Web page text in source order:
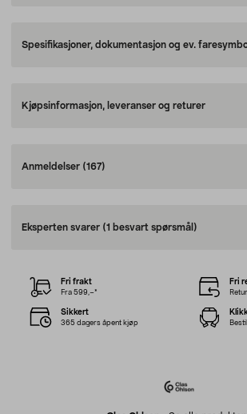
Spesifikasjoner, dokumentasjon og ev.
Kjøpsinformasjon, leveranser og returer
Anmeldelser (167)
Eksperten svarer (1 besvart spørsmål)
Fri frakt
Fra 599,–*
Fri
Sikkert
365 dagers åpent kjøp